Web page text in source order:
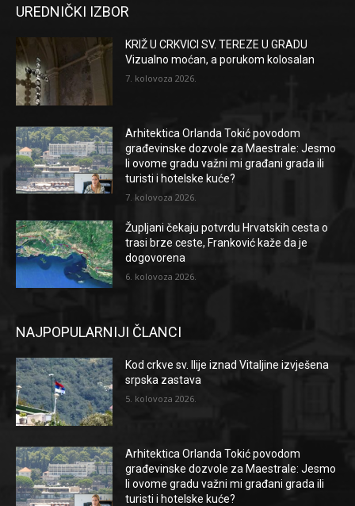
UREDNIČKI IZBOR
KRIŽ U CRKVICI SV. TEREZE U GRADU
Vizualno moćan, a porukom kolosalan
7. kolovoza 2026.
Arhitektica Orlanda Tokić povodom
građevinske dozvole za Maestrale: Jesmo
li ovome gradu važni mi građani grada ili
turisti i hotelske kuće?
7. kolovoza 2026.
Župljani čekaju potvrdu Hrvatskih cesta o
trasi brze ceste, Franković kaže da je
dogovorena
6. kolovoza 2026.
NAJPOPULARNIJI ČLANCI
Kod crkve sv. Ilije iznad Vitaljine izvješena
srpska zastava
5. kolovoza 2026.
Arhitektica Orlanda Tokić povodom
građevinske dozvole za Maestrale: Jesmo
li ovome gradu važni mi građani grada ili
turisti i hotelske kuće?